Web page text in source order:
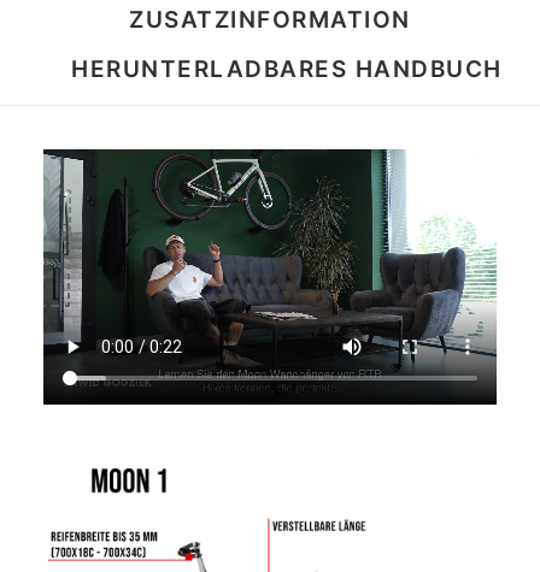
ZUSATZINFORMATION
HERUNTERLADBARES HANDBUCH